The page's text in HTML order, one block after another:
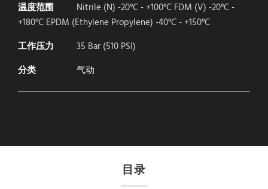
温度范围
Nitrile (N) -20°C - +100°C FDM (V) -20°C -
+180°C EPDM (Ethylene Propylene) -40°C - +150°C
工作压力
35 Bar (510 PSI)
分类
气动
目录